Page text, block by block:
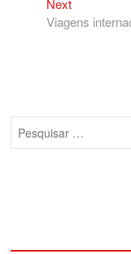
PostNext
post:
Viagens